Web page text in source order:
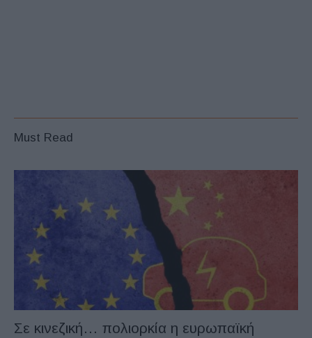
Must Read
Σε κινεζική… πολιορκία η ευρωπαϊκή